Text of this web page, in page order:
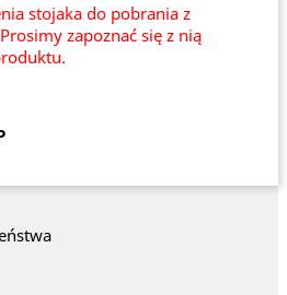
stojaka do pobrania z
zapoznać się z nią